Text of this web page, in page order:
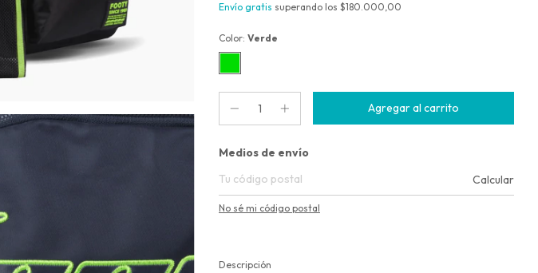
Envío gratis superando los $180.000,00
Color: Verde
Entregas para el CP:
Medios de envío
Calcular
No sé mi código postal
Descripción